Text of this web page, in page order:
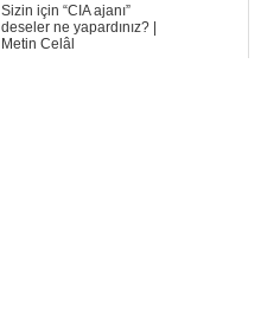
Sizin için “CIA ajanı”
deseler ne yapardınız? |
Metin Celâl